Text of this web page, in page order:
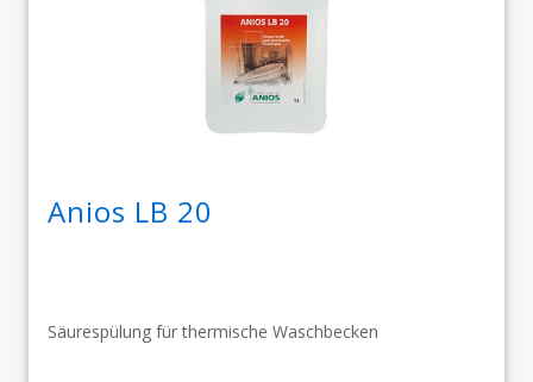
Anios LB 20
Säurespülung für thermische Waschbecken